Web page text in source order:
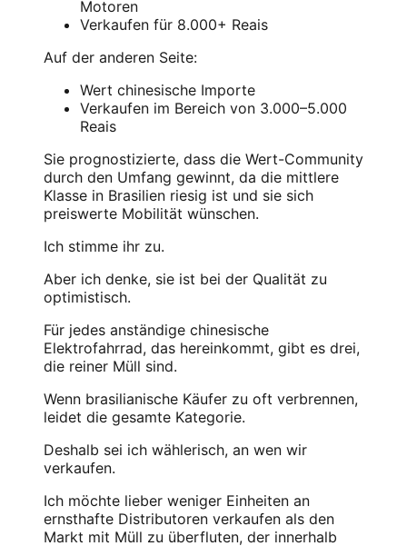
Motoren
Verkaufen für 8.000+ Reais
Auf der anderen Seite:
Wert chinesische Importe
Verkaufen im Bereich von 3.000–5.000
Reais
Sie prognostizierte, dass die Wert-Community
durch den Umfang gewinnt, da die mittlere
Klasse in Brasilien riesig ist und sie sich
preiswerte Mobilität wünschen.
Ich stimme ihr zu.
Aber ich denke, sie ist bei der Qualität zu
optimistisch.
Für jedes anständige chinesische
Elektrofahrrad, das hereinkommt, gibt es drei,
die reiner Müll sind.
Wenn brasilianische Käufer zu oft verbrennen,
leidet die gesamte Kategorie.
Deshalb sei ich wählerisch, an wen wir
verkaufen.
Ich möchte lieber weniger Einheiten an
ernsthafte Distributoren verkaufen als den
Markt mit Müll zu überfluten, der innerhalb